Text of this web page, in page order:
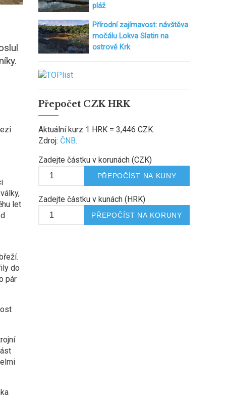
let
do
pár
pláž
Přírodní zajímavost: návštěva
močálu Lokva Slatin na
ostrově Krk
Přepočet CZK HRK
Aktuální kurz 1 HRK = 3,446 CZK.
Zdroj: ČNB.
Zadejte částku v korunách (CZK)
Zadejte částku v kunách (HRK)